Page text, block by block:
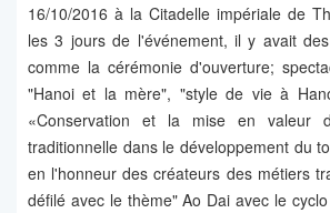
16/10/2016 à la Citadelle impériale de
les 3 jours de l'événement, il y avait
comme la cérémonie d'ouverture;
"Hanoi et la mère", "style de vie à
«Conservation et la mise en
traditionnelle dans le développement du
en l'honneur des créateurs des métiers
défilé avec le thème" Ao Dai avec le